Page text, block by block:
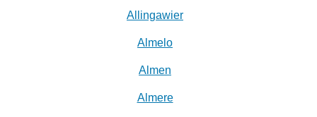
Allingawier
Almelo
Almen
Almere